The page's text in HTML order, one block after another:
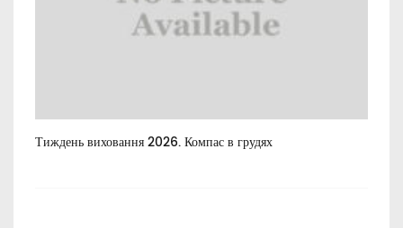
Тиждень виховання 2026. Компас в грудях